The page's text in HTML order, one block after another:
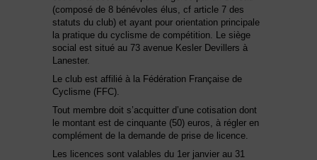
(composé de 8 bénévoles élus, cf article 7 des
statuts du club) et ayant pour orientation principale
la pratique du cyclisme de compétition. Le siège
social est situé au 73 avenue Kesler Devillers à
Lanester.
Le club est affilié à la Fédération Française de
Cyclisme (FFC).
Tout membre doit s’acquitter d’une cotisation dont
le montant est de cinquante (50) euros, à régler en
complément de la demande de prise de licence.
Les licences sont valables du 1er janvier au 31